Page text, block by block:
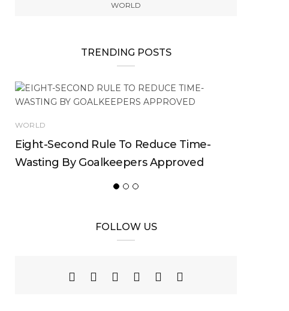
WORLD
TRENDING POSTS
WORLD
Eight-Second Rule To Reduce Time-
Wasting By Goalkeepers Approved
FOLLOW US